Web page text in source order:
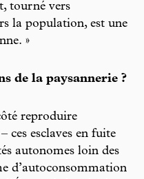
tourné vers
la population, est une
»
de la paysannerie ?
reproduire
ces esclaves en fuite
autonomes loin des
d’autoconsommation